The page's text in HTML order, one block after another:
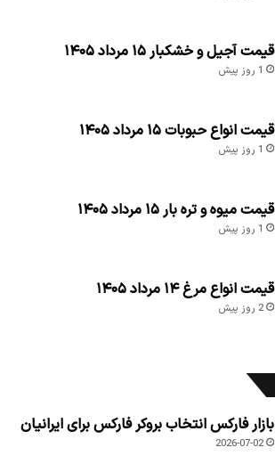
قیمت آجیل و خشکبار ۱۵ مرداد ۱۴۰۵
1 روز پیش
قیمت انواع حبوبات ۱۵ مرداد ۱۴۰۵
1 روز پیش
قیمت میوه و تره بار ۱۵ مرداد ۱۴۰۵
1 روز پیش
قیمت انواع مرغ ۱۴ مرداد ۱۴۰۵
2 روز پیش
بازار فارکس انتخاب بروکر فارکس برای ایرانیان
2026-07-02